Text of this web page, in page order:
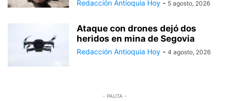
Redacción Antioquia Hoy - 5 agosto, 2026
Ataque con drones dejó dos
heridos en mina de Segovia
Redacción Antioquia Hoy - 4 agosto, 2026
- PAUTA -